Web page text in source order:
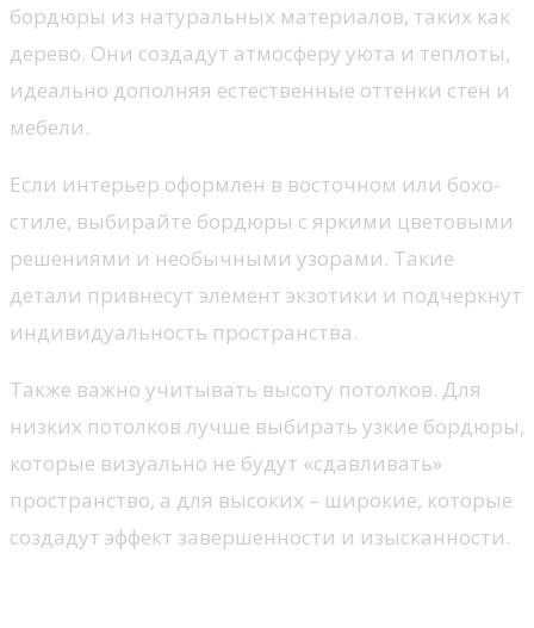
бордюры из натуральных материалов, таких как
дерево. Они создадут атмосферу уюта и теплоты,
идеально дополняя естественные оттенки стен и
мебели.
Если интерьер оформлен в восточном или бохо-
стиле, выбирайте бордюры с яркими цветовыми
решениями и необычными узорами. Такие
детали привнесут элемент экзотики и подчеркнут
индивидуальность пространства.
Также важно учитывать высоту потолков. Для
низких потолков лучше выбирать узкие бордюры,
которые визуально не будут «сдавливать»
пространство, а для высоких – широкие, которые
создадут эффект завершенности и изысканности.